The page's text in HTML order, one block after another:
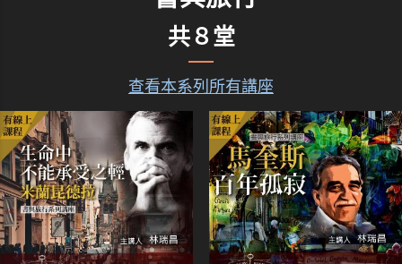
共８堂
查看本系列所有講座